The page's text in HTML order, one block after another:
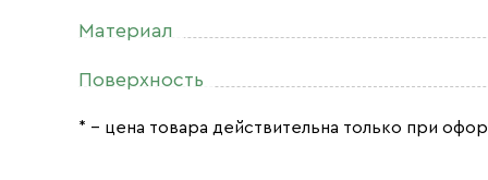
Материал
Поверхность
* – цена товара действительна только при